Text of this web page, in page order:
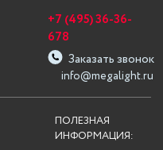
info@megalight.ru
+7 (495) 36-36-
678
Заказать звонок
ПОЛЕЗНАЯ
ИНФОРМАЦИЯ: